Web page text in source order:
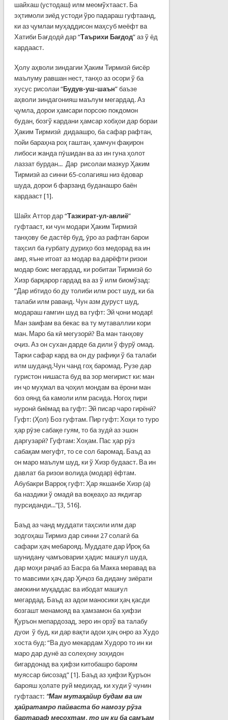
шайхаш (устодаш) илм меомўхтааст. Ба
эҳтимоли зиёд устоди ўро падараш гуфтаанд,
ки аз ҷумлаи муҳаддисон маҳсуб меёфт ва
Хатиби Бағдодӣ дар “Таърихи Бағдод” аз ў ёд
кардааст.
Ҳолу аҳволи зиндагии Ҳаким Тирмизӣ бисёр
маълуму равшан нест, танҳо аз осори ў ба
хусус рисолаи “Будув-уш-шаън” баъзе
аҳволи зиндагонияш маълум мегардад. Аз
ҷумла, дорои ҳамсари порсою покдомон
будан, бозгў кардани ҳамсар хобҳои дар бораи
Ҳаким Тирмизӣ дидаашро, ба сафар рафтан,
пойи бараҳна роҳ гаштан, ҳамчун фақирон
либоси жанда пӯшидан ва аз ин гуна ҳолот
лаззат бурдан... Дар рисолаи мазкур Ҳаким
Тирмизӣ аз синни 65-солагияш низ ёдовар
шуда, дорои 6 фарзанд буданашро баён
кардааст [1].
Шайх Аттор дар “Тазкират-ул-авлиё”
гуфтааст, ки чун модари Ҳаким Тирмизӣ
танҳову бе дастёр буд, ӯро аз рафтан барои
таҳсил ба ғурбату дуриҳо боз медорад ва ин
амр, яъне итоат аз модар ва дарёфти ризои
модар боис мегардад, ки робитаи Тирмизӣ бо
Хизр барқарор гардад ва аз ў илм биомўзад:
“Дар ибтидо бо ду толиби илм рост шуд, ки ба
талаби илм раванд. Чун азм дуруст шуд,
модараш ғамгин шуд ва гуфт: Эй ҷони модар!
Ман заифам ва бекас ва ту мутаваллии кори
ман. Маро ба кӣ мегузорӣ? Ва ман танҳову
оҷиз. Аз он сухан дарде ба дили ў фурў омад.
Тарки сафар кард ва он ду рафиқи ў ба талаби
илм шуданд.Чун чанд гоҳ баромад. Рузе дар
гуристон нишаста буд ва зор мегирист ки: ман
ин ҷо муҳмал ва ҷоҳил мондам ва ёрони ман
боз оянд ба камоли илм расида. Ногоҳ пири
нуронӣ биёмад ва гуфт: Эй писар чаро гирёнӣ?
Гуфт: (Ҳол) Боз гуфтам. Пир гуфт: Хоҳи то туро
ҳар рӯзе сабақе гуям, то ба зудӣ аз эшон
даргузарӣ? Гуфтам: Хоҳам. Пас ҳар рӯз
сабақам мегуфт, то се сол баромад. Баъд аз
он маро маълум шуд, ки ў Хизр будааст. Ва ин
давлат ба ризои волида (модар) ёфтам.
Абубакри Варроқ гуфт: Ҳар якшанбе Хизр (а)
ба наздики ў омадӣ ва воқеаҳо аз якдигар
пурсиданди...”[3, 516].
Баъд аз чанд муддати таҳсили илм дар
зодгоҳаш Тирмиз дар синни 27 солагӣ ба
сафари ҳаҷ мебарояд. Муддате дар Ироқ ба
шунидану ҷамъоварии ҳадис машғул шуда,
дар моҳи раҷаб аз Басра ба Макка меравад ва
то мавсими ҳаҷ дар Ҳиҷоз ба дидану зиёрати
амокини муқаддас ва ибодат машғул
мегардад. Баъд аз адои маносики ҳаҷ қасди
бозгашт менамояд ва ҳамзамон ба ҳифзи
Қуръон мепардозад, зеро ин орзў ва талабу
дуои ў буд, ки дар вақти адои ҳаҷ онро аз Худо
хоста буд: “Ва дуо мекардам Худоро то ин ки
маро дар дунё аз солеҳону зоҳидон
бигардонад ва ҳифзи китобашро бароям
муяссар бисозад” [1]. Баъд аз ҳифзи Қуръон
барояш ҳолате руй медиҳад, ки худи ў чунин
гуфтааст: “Ман мутаҳайир будам ва ин
ҳайратамро пайваста бо намозу рўза
бартараф месохтам, то ин ки ба самъам